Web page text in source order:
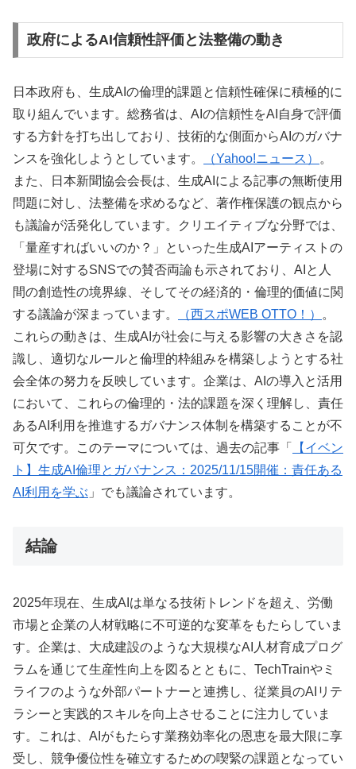
政府によるAI信頼性評価と法整備の動き
日本政府も、生成AIの倫理的課題と信頼性確保に積極的に
取り組んでいます。総務省は、AIの信頼性をAI自身で評価
する方針を打ち出しており、技術的な側面からAIのガバナ
ンスを強化しようとしています。
（Yahoo!ニュース） 。
また、日本新聞協会会長は、生成AIによる記事の無断使用
問題に対し、法整備を求めるなど、著作権保護の観点から
も議論が活発化しています。クリエイティブな分野では、
「量産すればいいのか？」といった生成AIアーティストの
登場に対するSNSでの賛否両論も示されており、AIと人
間の創造性の境界線、そしてその経済的・倫理的価値に関
する議論が深まっています。
（西スポWEB OTTO！） 。
これらの動きは、生成AIが社会に与える影響の大きさを認
識し、適切なルールと倫理的枠組みを構築しようとする社
会全体の努力を反映しています。企業は、AIの導入と活用
において、これらの倫理的・法的課題を深く理解し、責任
あるAI利用を推進するガバナンス体制を構築することが不
可欠です。このテーマについては、過去の記事「
【イベン
ト】生成AI倫理とガバナンス：2025/11/15開催：責任ある
AI利用を学ぶ 」でも議論されています。
結論
2025年現在、生成AIは単なる技術トレンドを超え、労働
市場と企業の人材戦略に不可逆的な変革をもたらしていま
す。企業は、大成建設のような大規模なAI人材育成プログ
ラムを通じて生産性向上を図るとともに、TechTrainやミ
ライフのような外部パートナーと連携し、従業員のAIリテ
ラシーと実践的スキルを向上させることに注力していま
す。これは、AIがもたらす業務効率化の恩恵を最大限に享
受し、競争優位性を確立するための喫緊の課題となってい